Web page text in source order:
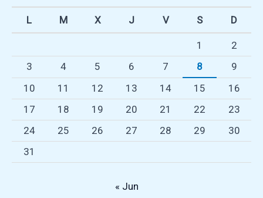
L M X J V S D
1
2
3
4 5 6 7 8
9
10
11 12 13 14 15
16
17
18 19 20 21 22
23
24
25 26 27 28 29
30
31
« Jun